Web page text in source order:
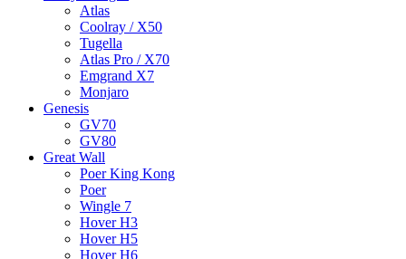
Atlas
Coolray / X50
Tugella
Atlas Pro / X70
Emgrand X7
Monjaro
Genesis
GV70
GV80
Great Wall
Poer King Kong
Poer
Wingle 7
Hover H3
Hover H5
Hover H6